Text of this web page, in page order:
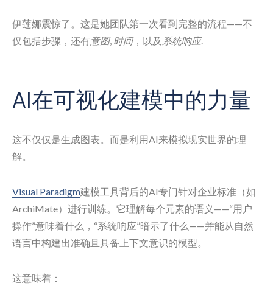
伊莲娜震惊了。这是她团队第一次看到完整的流程——不
仅包括步骤，还有意图, 时间，以及 系统响应.
AI在可视化建模中的力量
这不仅仅是生成图表。而是利用AI来模拟现实世界的理
解。
Visual Paradigm建模工具背后的AI专门针对企业标准（如
ArchiMate）进行训练。它理解每个元素的语义——“用户
操作”意味着什么，“系统响应”暗示了什么——并能从自然
语言中构建出准确且具备上下文意识的模型。
这意味着：